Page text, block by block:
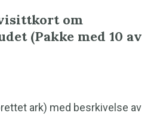
om
(Pakke med 10 av
ark) med besrkivelse av